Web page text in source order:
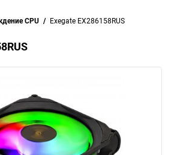
CPU Exegate EX286158RUS